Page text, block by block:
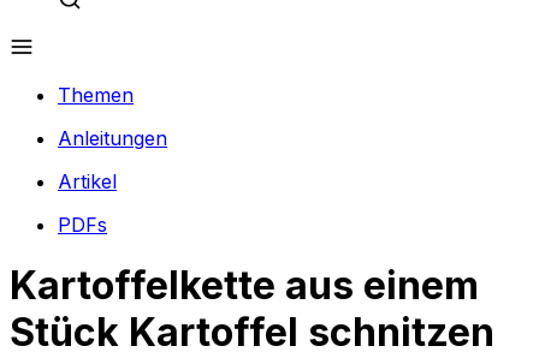
Themen
Anleitungen
Artikel
PDFs
Kartoffelkette aus einem
Stück Kartoffel schnitzen